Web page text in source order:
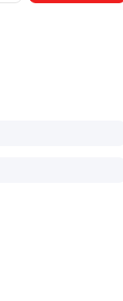
率≤1µS/cm）漂
省掉任何一步都有